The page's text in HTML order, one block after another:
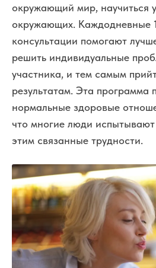
окружающий мир, научиться
окружающих. Каждодневные
консультации помогают
решить индивидуальные
участника, и тем самым
результатам. Эта программа
нормальные здоровые
что многие люди
этим связанные трудности.